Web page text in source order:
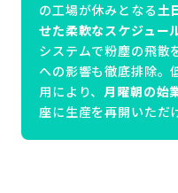
の工場が休みとなる土
せた柔軟なスケジュー
システムで粉塵の飛散
への影響も徹底排除。
用により、月曜朝の始
座に生産を再開いただ